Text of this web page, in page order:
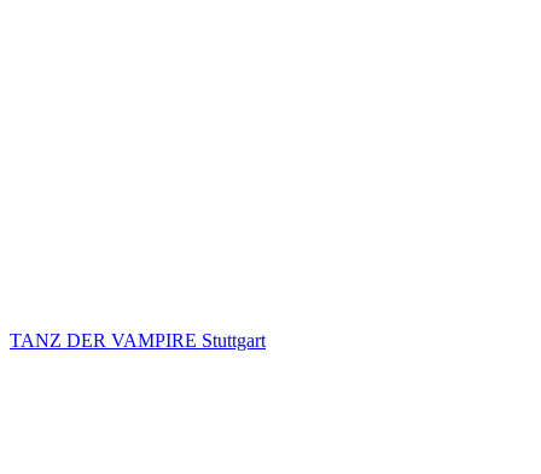
TANZ DER VAMPIRE Stuttgart